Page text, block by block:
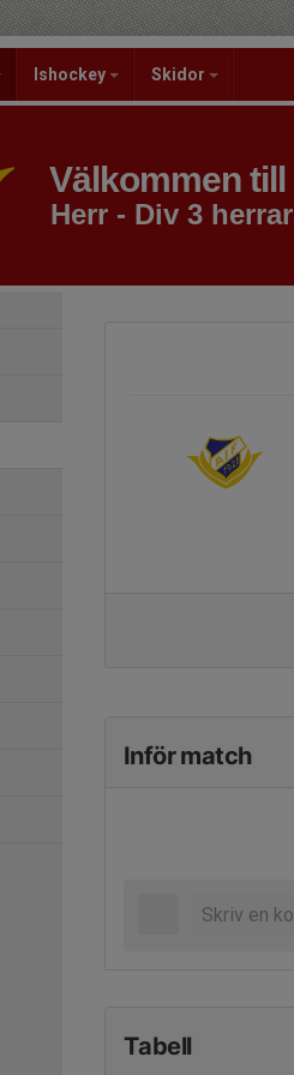
Ishockey Skidor
Välkommen till
Herr - Div 3 herrar
Inför match
Tabell